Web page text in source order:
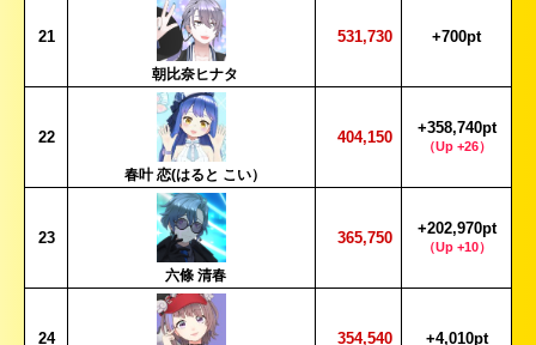
21
朝比奈ヒナタ
531,730 +700pt
22
春叶 恋(はると こい）
404,150
+358,740pt
（Up +26）
23
六條 清春
365,750
+202,970pt
（Up +10）
24 354,540 +4,010pt